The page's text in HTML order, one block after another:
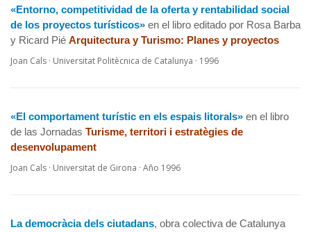
«Entorno, competitividad de la oferta y rentabilidad social
de los proyectos turísticos» en el libro editado por Rosa Barba
y Ricard Pié Arquitectura y Turismo: Planes y proyectos
Joan Cals · Universitat Politècnica de Catalunya · 1996
«El comportament turístic en els espais litorals» en el libro
de las Jornadas Turisme, territori i estratègies de
desenvolupament
Joan Cals · Universitat de Girona · Año 1996
La democràcia dels ciutadans, obra colectiva de Catalunya